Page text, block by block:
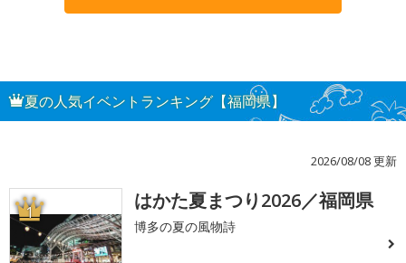
夏の人気イベントランキング【福岡県】
2026/08/08 更新
1 はかた夏まつり2026／福岡県
博多の夏の風物詩